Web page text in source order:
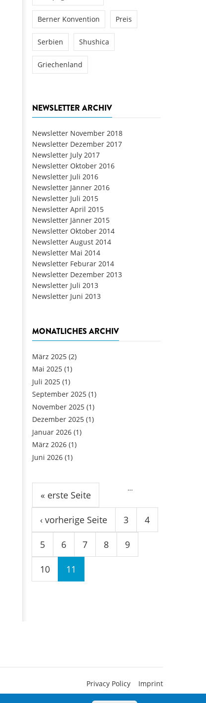
Berner Konvention Preis
Serbien Shushica
Griechenland
NEWSLETTER ARCHIV
Newsletter November 2018
Newsletter Dezember 2017
Newsletter July 2017
Newsletter Oktober 2016
Newsletter Juli 2016
Newsletter Jänner 2016
Newsletter Juli 2015
Newsletter April 2015
Newsletter Jänner 2015
Newsletter Oktober 2014
Newsletter August 2014
Newsletter Mai 2014
Newsletter Feburar 2014
Newsletter Dezember 2013
Newsletter Juli 2013
Newsletter Juni 2013
MONATLICHES ARCHIV
März 2025 (2)
Mai 2025 (1)
Juli 2025 (1)
September 2025 (1)
November 2025 (1)
Dezember 2025 (1)
Januar 2026 (1)
März 2026 (1)
Juni 2026 (1)
Seiten
« erste Seite
‹ vorherige Seite
…
3 4
5 6 7 8 9
10 11
Privacy Policy Imprint